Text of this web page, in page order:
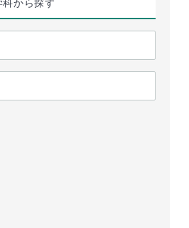
科から探す